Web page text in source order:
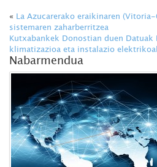
« La Azucarerako eraikinaren
sistemaren zaharberritzea
Kutxabankek Donostian duen Datuak
klimatizazioa eta instalazio
Nabarmendua